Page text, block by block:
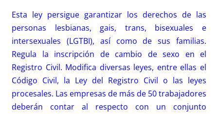
Esta ley persigue garantizar los derechos de las
personas lesbianas, gais, trans, bisexuales e
intersexuales (LGTBI), así como de sus familias.
Regula la inscripción de cambio de sexo en el
Registro Civil. Modifica diversas leyes, entre ellas el
Código Civil, la Ley del Registro Civil o las leyes
procesales. Las empresas de más de 50 trabajadores
deberán contar al respecto con un conjunto